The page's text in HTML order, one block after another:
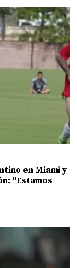
en Miami y
"Estamos